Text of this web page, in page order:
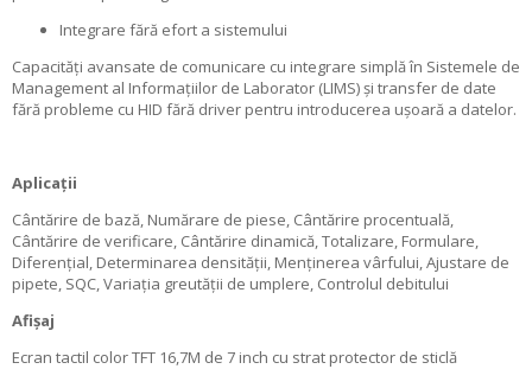
Integrare fără efort a sistemului
Capacități avansate de comunicare cu integrare simplă în Sistemele de
Management al Informațiilor de Laborator (LIMS) și transfer de date
fără probleme cu HID fără driver pentru introducerea ușoară a datelor.
Aplicații
Cântărire de bază, Numărare de piese, Cântărire procentuală,
Cântărire de verificare, Cântărire dinamică, Totalizare, Formulare,
Diferențial, Determinarea densității, Menținerea vârfului, Ajustare de
pipete, SQC, Variația greutății de umplere, Controlul debitului
Afișaj
Ecran tactil color TFT 16,7M de 7 inch cu strat protector de sticlă